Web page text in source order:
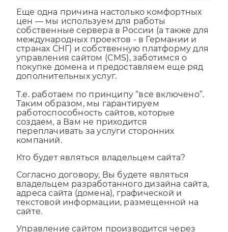
Еще одна причина настолько комфортных
цен — мы используем для работы
собственные сервера в России (а также для
международных проектов - в Германии и
странах СНГ) и собственную платформу для
управления сайтом (CMS), заботимся о
покупке домена и предоставляем еще ряд
Т.е. работаем по принципу “все включено”.
Таким образом, мы гарантируем
работоспособность сайтов, которые
создаем, а Вам не приходится
переплачивать за услуги сторонних
Согласно договору, Вы будете являться
владельцем разработанного дизайна сайта,
адреса сайта (домена), графической и
текстовой информации, размещенной на